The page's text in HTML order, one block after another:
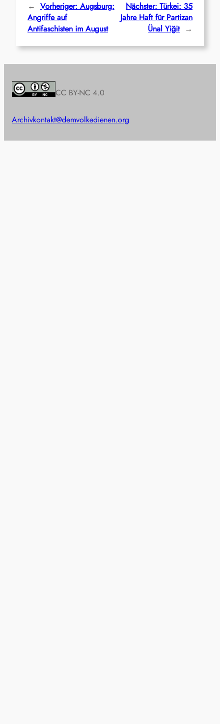
← Vorheriger: Augsburg:
Angriffe auf
Antifaschisten im August
Nächster: Türkei: 35
Jahre Haft für Partizan
Ünal Yiğit →
CC BY-NC 4.0
Archivkontakt@demvolkedienen.org